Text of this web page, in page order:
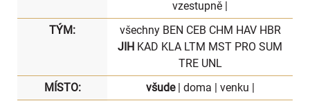
vzestupně |
TÝM:
všechny BEN CEB CHM HAV HBR
JIH KAD KLA LTM MST PRO SUM
TRE UNL
MÍSTO:
všude| doma | venku |